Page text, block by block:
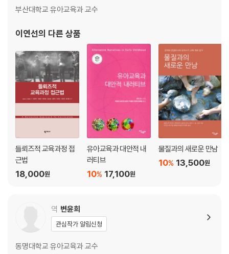
7장 레지오 에밀리아와 어린이와 함께하는 철학을 회절적으로 읽기
8장 교사는 새끼 밴 가오리
회절적 일시정지: 남아공의 새끼 밴 가오리
9장 그림책과 함께 철학하기를 통해 이분법적 사고 뒤흔들기
회절적 일시정지: 앤서니 브라운 이분법적 사고 뒤흔들기 프로젝트
회절적 일시정지: 놀라움
옮긴이 후기
부산대학교 유아교육과 교수
이연선의 다른 상품
들뢰즈적 교육과정 접
근법
18,000원
유아교육과 대안적 내
러티브
17,100원
10%
물질과의 새로운 만남
13,500원
10%
역 변윤희
관심작가 알림신청
동명대학교 유아교육과 교수